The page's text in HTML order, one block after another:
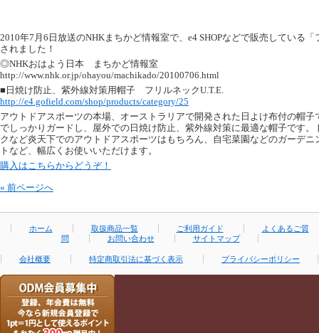
2010年7月6日放送のNHKまちかど情報室で、e4 SHOPなどで販売している「
されました！
◎NHKおはよう日本 まちかど情報室
http://www.nhk.or.jp/ohayou/machikado/20100706.html
■日焼け防止、紫外線対策用帽子 フリルネックU.T.E.
http://e4.gofield.com/shop/products/category/25
アウトドアスポーツの本場、オーストラリアで開発された日よけ布付の帽
でしっかりガードし、屋外での日焼け防止、紫外線対策に最適な帽子です。
クなど炎天下でのアウトドアスポーツはもちろん、自宅菜園などのガーデ
トなど、幅広くお使いいただけます。
購入はこちらからどうぞ！
« 前ページへ
ホーム 取扱商品一覧 ご利用ガイド
よくあるご質
問
お問い合わせ サイトマップ
会社概要 特定商取引法に基づく表示 プライバシーポリシー